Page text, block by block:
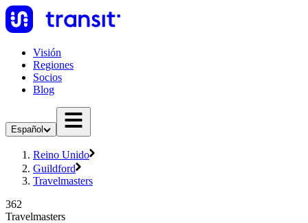
Visión
Regiones
Socios
Blog
Español
Reino Unido
Guildford
Travelmasters
362
Travelmasters